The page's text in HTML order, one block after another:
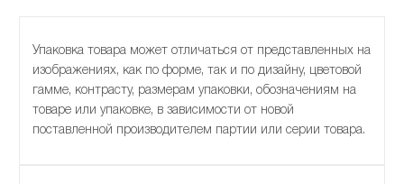
Упаковка товара может отличаться от представленных на
изображениях, как по форме, так и по дизайну, цветовой
гамме, контрасту, размерам упаковки, обозначениям на
товаре или упаковке, в зависимости от новой
поставленной производителем партии или серии товара.